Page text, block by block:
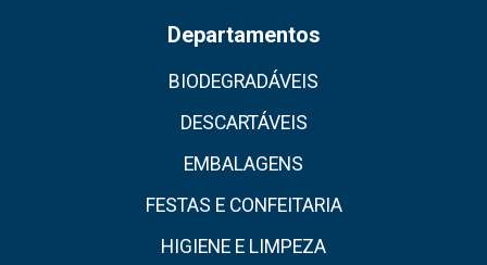
Departamentos
BIODEGRADÁVEIS
DESCARTÁVEIS
EMBALAGENS
FESTAS E CONFEITARIA
HIGIENE E LIMPEZA